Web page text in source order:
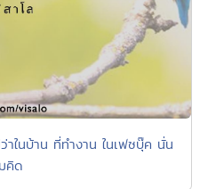
าในบ้าน ที่ทำงาน ในเฟซบุ๊ค นั่น
คิด